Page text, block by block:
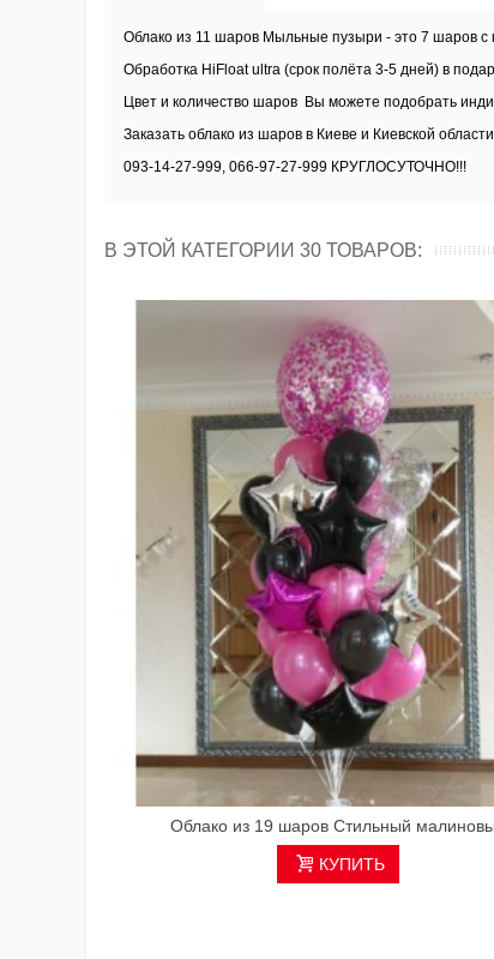
Облако из 11 шаров Мыльные пузыри - это 7 шаров с
Обработка HiFloat ultra (срок полёта 3-5 дней) в
Цвет и количество шаров Вы можете подобрать
Заказать облако из шаров в Киеве и Киевской
093-14-27-999, 066-97-27-999 КРУГЛОСУТОЧНО!!!
В ЭТОЙ КАТЕГОРИИ 30 ТОВАРОВ:
Облако из 19 шаров Стильный
КУПИТЬ